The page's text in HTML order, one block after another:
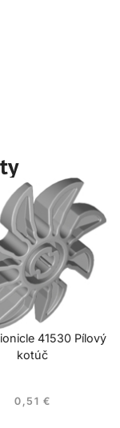
41530 Pílový
kotúč
0,51 €